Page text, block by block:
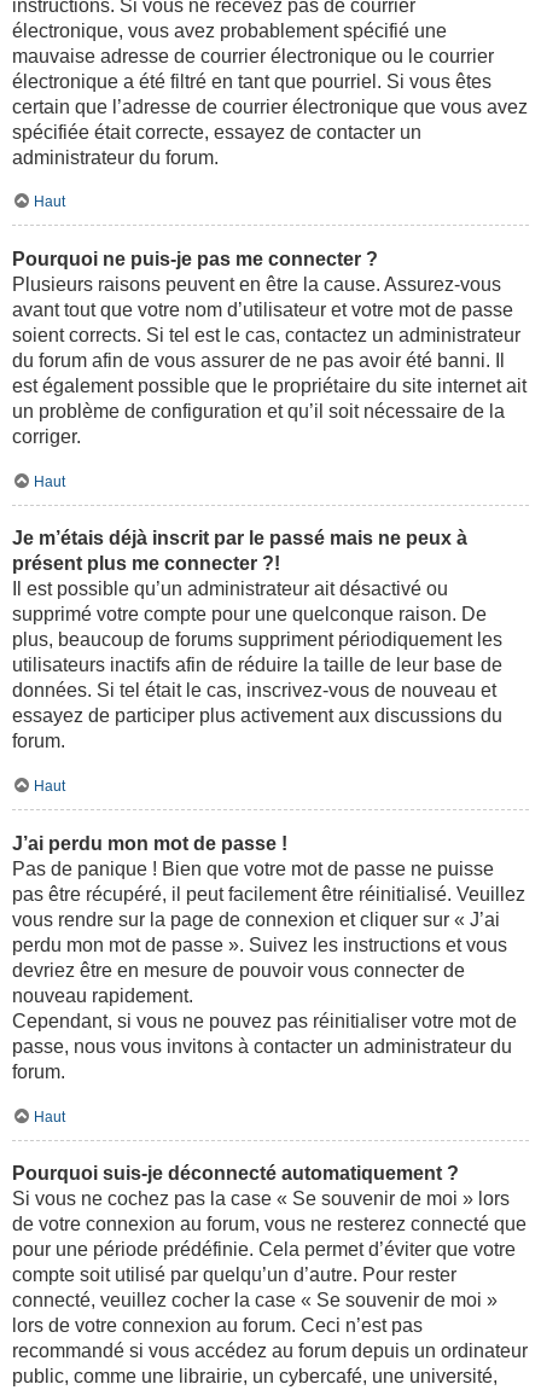
instructions. Si vous ne recevez pas de courrier
électronique, vous avez probablement spécifié une
mauvaise adresse de courrier électronique ou le courrier
électronique a été filtré en tant que pourriel. Si vous êtes
certain que l’adresse de courrier électronique que vous avez
spécifiée était correcte, essayez de contacter un
administrateur du forum.
Haut
Pourquoi ne puis-je pas me connecter ?
Plusieurs raisons peuvent en être la cause. Assurez-vous
avant tout que votre nom d’utilisateur et votre mot de passe
soient corrects. Si tel est le cas, contactez un administrateur
du forum afin de vous assurer de ne pas avoir été banni. Il
est également possible que le propriétaire du site internet ait
un problème de configuration et qu’il soit nécessaire de la
corriger.
Haut
Je m’étais déjà inscrit par le passé mais ne peux à
présent plus me connecter ?!
Il est possible qu’un administrateur ait désactivé ou
supprimé votre compte pour une quelconque raison. De
plus, beaucoup de forums suppriment périodiquement les
utilisateurs inactifs afin de réduire la taille de leur base de
données. Si tel était le cas, inscrivez-vous de nouveau et
essayez de participer plus activement aux discussions du
forum.
Haut
J’ai perdu mon mot de passe !
Pas de panique ! Bien que votre mot de passe ne puisse
pas être récupéré, il peut facilement être réinitialisé. Veuillez
vous rendre sur la page de connexion et cliquer sur « J’ai
perdu mon mot de passe ». Suivez les instructions et vous
devriez être en mesure de pouvoir vous connecter de
nouveau rapidement.
Cependant, si vous ne pouvez pas réinitialiser votre mot de
passe, nous vous invitons à contacter un administrateur du
forum.
Haut
Pourquoi suis-je déconnecté automatiquement ?
Si vous ne cochez pas la case « Se souvenir de moi » lors
de votre connexion au forum, vous ne resterez connecté que
pour une période prédéfinie. Cela permet d’éviter que votre
compte soit utilisé par quelqu’un d’autre. Pour rester
connecté, veuillez cocher la case « Se souvenir de moi »
lors de votre connexion au forum. Ceci n’est pas
recommandé si vous accédez au forum depuis un ordinateur
public, comme une librairie, un cybercafé, une université,